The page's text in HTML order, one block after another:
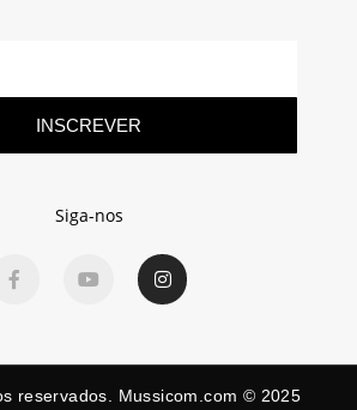
INSCREVER
Siga-nos
reservados. Mussicom.com © 2025